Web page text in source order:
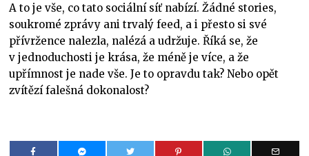
A to je vše, co tato sociální síť nabízí. Žádné stories,
soukromé zprávy ani trvalý feed, a i přesto si své
přívržence nalezla, nalézá a udržuje. Říká se, že
v jednoduchosti je krása, že méně je více, a že
upřímnost je nade vše. Je to opravdu tak? Nebo opět
zvítězí falešná dokonalost?